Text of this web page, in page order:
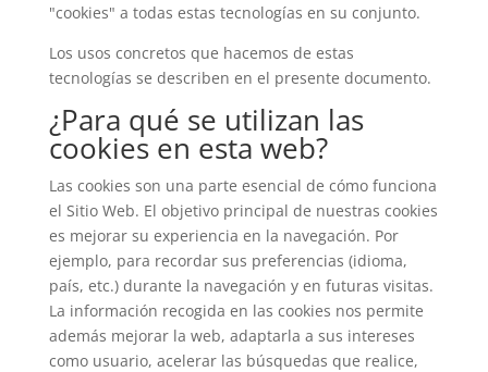
"cookies" a todas estas tecnologías en su conjunto.
Los usos concretos que hacemos de estas
tecnologías se describen en el presente documento.
¿Para qué se utilizan las
cookies en esta web?
Las cookies son una parte esencial de cómo funciona
el Sitio Web. El objetivo principal de nuestras cookies
es mejorar su experiencia en la navegación. Por
ejemplo, para recordar sus preferencias (idioma,
país, etc.) durante la navegación y en futuras visitas.
La información recogida en las cookies nos permite
además mejorar la web, adaptarla a sus intereses
como usuario, acelerar las búsquedas que realice,